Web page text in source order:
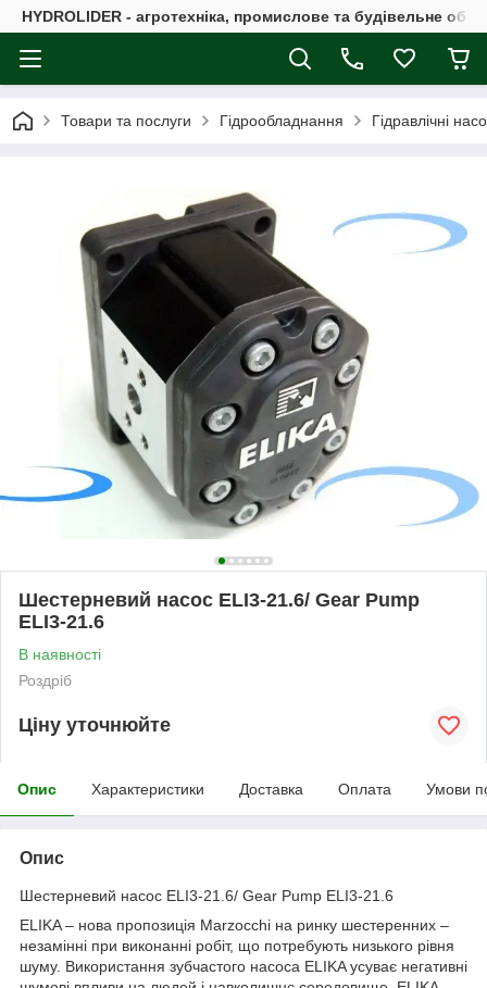
HYDROLIDER - агротехніка, промислове та будівельне
Товари та послуги Гідрообладнання Гідравлічні
Шестерневий насос ELI3-21.6/ Gear Pump
ELI3-21.6
В наявності
Роздріб
Ціну уточнюйте
Опис Характеристики Доставка Оплата Умови
Опис
Шестерневий насос ELI3-21.6/ Gear Pump ELI3-21.6
ELIKA – нова пропозиція Marzocchi на ринку шестеренних –
незамінні при виконанні робіт, що потребують низького рівня
шуму. Використання зубчастого насоса ELIKA усуває негативні